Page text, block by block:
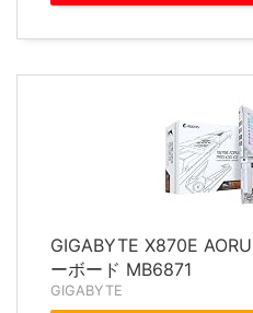
GIGABYTE X870E
ーボード MB6871
GIGABYTE